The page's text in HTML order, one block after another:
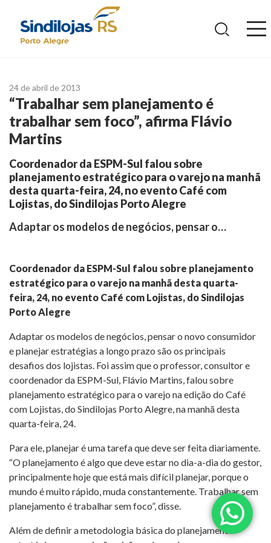
24 de abril de 2013
“Trabalhar sem planejamento é
trabalhar sem foco”, afirma Flávio
Martins
Coordenador da ESPM-Sul falou sobre
planejamento estratégico para o varejo na manhã
desta quarta-feira, 24, no evento Café com
Lojistas, do Sindilojas Porto Alegre
Adaptar os modelos de negócios, pensar o…
Coordenador da ESPM-Sul falou sobre planejamento
estratégico para o varejo na manhã desta quarta-
feira, 24, no evento Café com Lojistas, do Sindilojas
Porto Alegre
Adaptar os modelos de negócios, pensar o novo consumidor
e planejar estratégias a longo prazo são os principais
desafios dos lojistas. Foi assim que o professor, consultor e
coordenador da ESPM-Sul, Flávio Martins, falou sobre
planejamento estratégico para o varejo na edição do Café
com Lojistas, do Sindilojas Porto Alegre, na manhã desta
quarta-feira, 24.
Para ele, planejar é uma tarefa que deve ser feita diariamente.
“O planejamento é algo que deve estar no dia-a-dia do gestor,
principalmente hoje que está mais difícil planejar, porque o
mundo é muito rápido, muda constantemente. Trabalhar sem
planejamento é trabalhar sem foco”, disse.
Além de definir a metodologia básica do planejamento